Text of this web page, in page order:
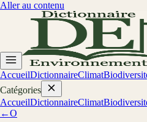
Aller au contenu
AccueilDictionnaireClimat
Catégories
AccueilDictionnaireClimat
←O